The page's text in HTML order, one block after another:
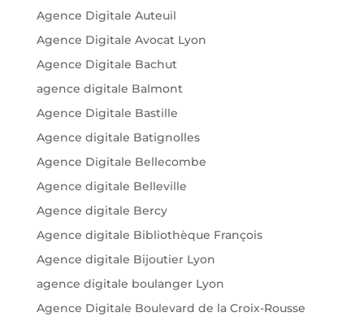
Agence Digitale Auteuil
Agence Digitale Avocat Lyon
Agence Digitale Bachut
agence digitale Balmont
Agence Digitale Bastille
Agence digitale Batignolles
Agence Digitale Bellecombe
Agence digitale Belleville
Agence digitale Bercy
Agence digitale Bibliothèque François
Agence digitale Bijoutier Lyon
agence digitale boulanger Lyon
Agence Digitale Boulevard de la Croix-Rousse